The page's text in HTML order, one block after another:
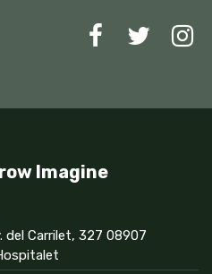
Imagine
del Carrilet, 327 08907